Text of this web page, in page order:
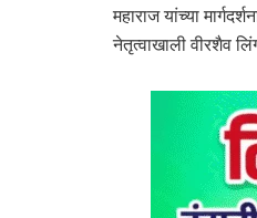
महाराज यांच्या
नेतृत्वाखाली वीरशैव